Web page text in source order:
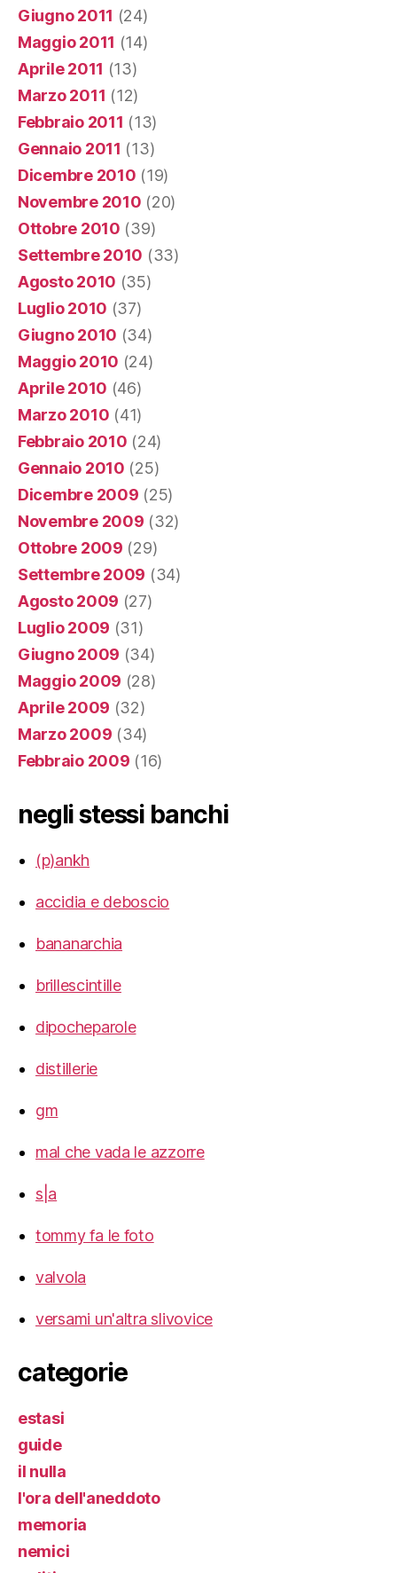
Giugno 2011 (24)
Maggio 2011 (14)
Aprile 2011 (13)
Marzo 2011 (12)
Febbraio 2011 (13)
Gennaio 2011 (13)
Dicembre 2010 (19)
Novembre 2010 (20)
Ottobre 2010 (39)
Settembre 2010 (33)
Agosto 2010 (35)
Luglio 2010 (37)
Giugno 2010 (34)
Maggio 2010 (24)
Aprile 2010 (46)
Marzo 2010 (41)
Febbraio 2010 (24)
Gennaio 2010 (25)
Dicembre 2009 (25)
Novembre 2009 (32)
Ottobre 2009 (29)
Settembre 2009 (34)
Agosto 2009 (27)
Luglio 2009 (31)
Giugno 2009 (34)
Maggio 2009 (28)
Aprile 2009 (32)
Marzo 2009 (34)
Febbraio 2009 (16)
negli stessi banchi
(p)ankh
accidia e deboscio
bananarchia
brillescintille
dipocheparole
distillerie
gm
mal che vada le azzorre
s|a
tommy fa le foto
valvola
versami un'altra slivovice
categorie
estasi
guide
il nulla
l'ora dell'aneddoto
memoria
nemici